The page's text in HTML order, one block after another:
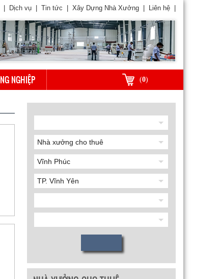
Dịch vụ Tin tức Xây Dựng Nhà Xưởng Liên hệ
NGHIỆP (0)